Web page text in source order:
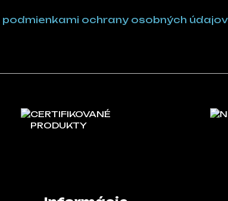
podmienkami ochrany osobných údajov
CERTIFIKOVANÉ
PRODUKTY